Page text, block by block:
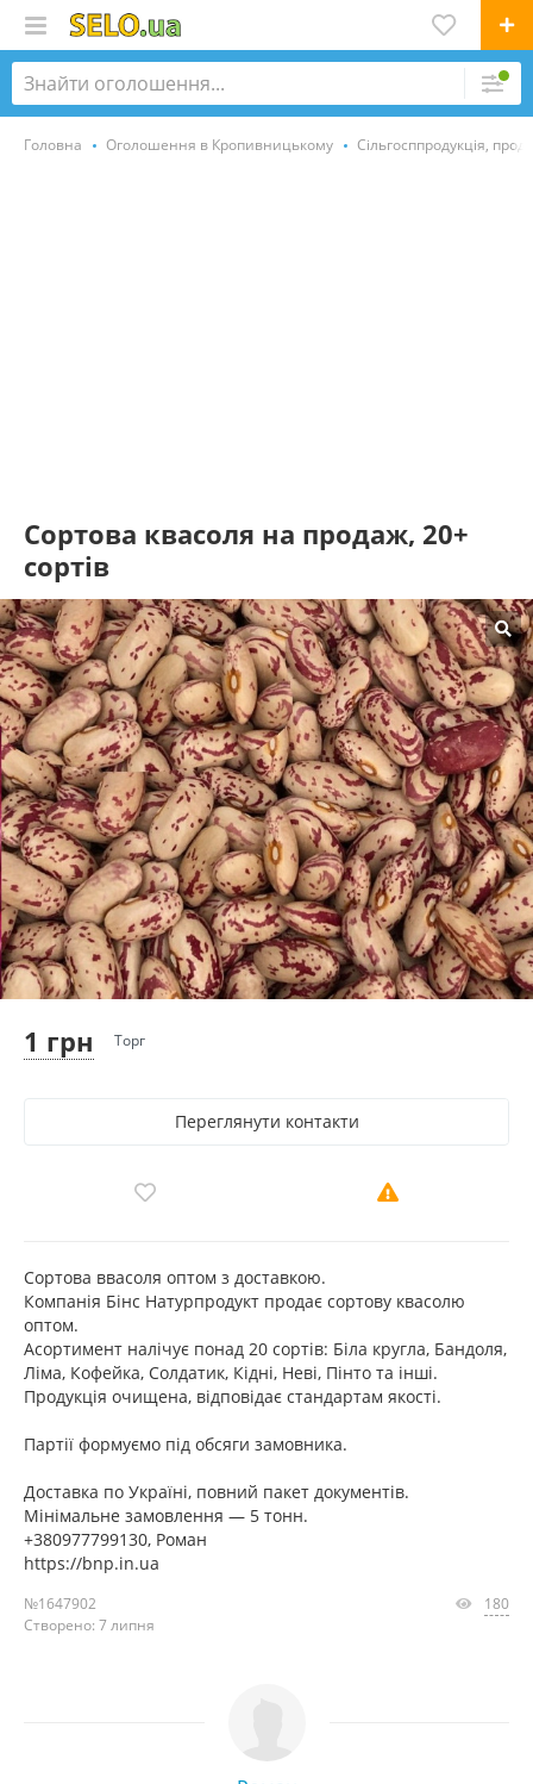
Головна Оголошення в Кропивницькому Сільгосппродукція,
Сортова квасоля на продаж, 20+
сортів
1 грн Торг
Переглянути контакти
Сортова ввасоля оптом з доставкою.
Компанія Бінс Натурпродукт продає сортову квасолю
оптом.
Асортимент налічує понад 20 сортів: Біла кругла, Бандоля,
Ліма, Кофейка, Солдатик, Кідні, Неві, Пінто та інші.
Продукція очищена, відповідає стандартам якості.
Партії формуємо під обсяги замовника.
Доставка по Україні, повний пакет документів.
Мінімальне замовлення — 5 тонн.
+380977799130, Роман
https://bnp.in.ua
№1647902
Створено: 7 липня
180